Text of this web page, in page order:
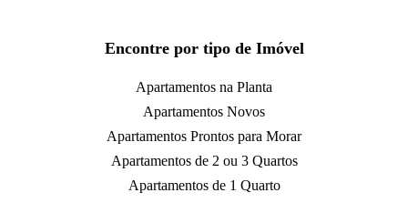
Encontre por tipo de Imóvel
Apartamentos na Planta
Apartamentos Novos
Apartamentos Prontos para Morar
Apartamentos de 2 ou 3 Quartos
Apartamentos de 1 Quarto